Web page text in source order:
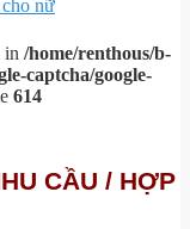
in /home/renthous/b-
captcha/google-
614
CẦU / HỢP
nữ